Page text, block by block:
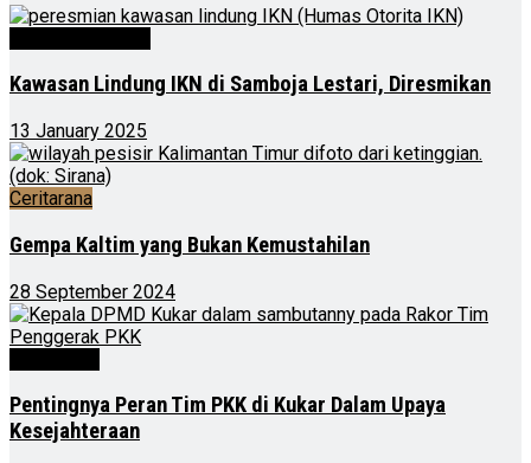
Kawasan Lindung IKN di Samboja Lestari, Diresmikan
13 January 2025
Ceritarana
Gempa Kaltim yang Bukan Kemustahilan
28 September 2024
Pentingnya Peran Tim PKK di Kukar Dalam Upaya
Kesejahteraan